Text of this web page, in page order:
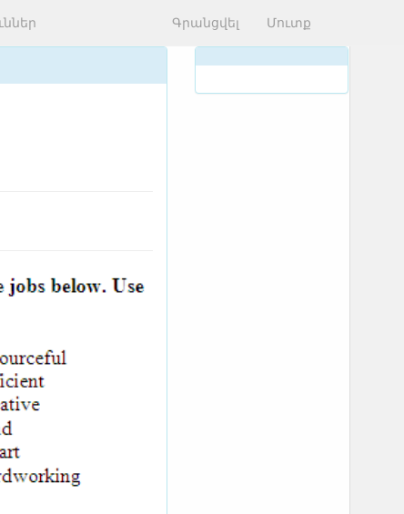
Գրանցվել Մուտք